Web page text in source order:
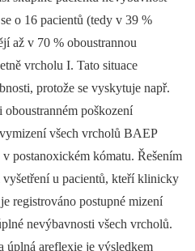
o 16 pacientů (tedy v 39 %
až v 70 % oboustrannou
vrcholu I. Tato situace
protože se vyskytuje např.
poškození
všech vrcholů BAEP
postanoxickém kómatu. Řešením
u pacientů, kteří klinicky
registrováno postupné mizení
nevýbavnosti všech vrcholů.
úplná areflexie je výsledkem